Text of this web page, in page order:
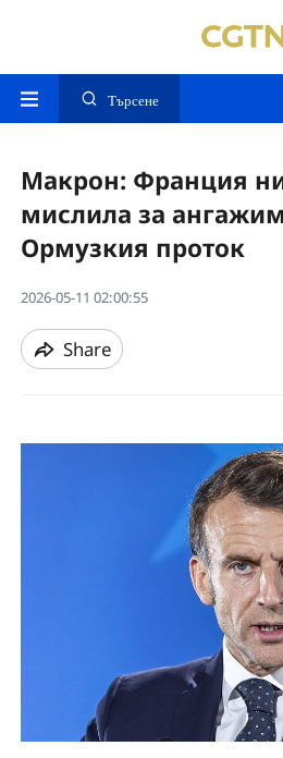
Търсене
Макрон: Франция
мислила за
Ормузкия проток
2026-05-11 02:00:55
Share